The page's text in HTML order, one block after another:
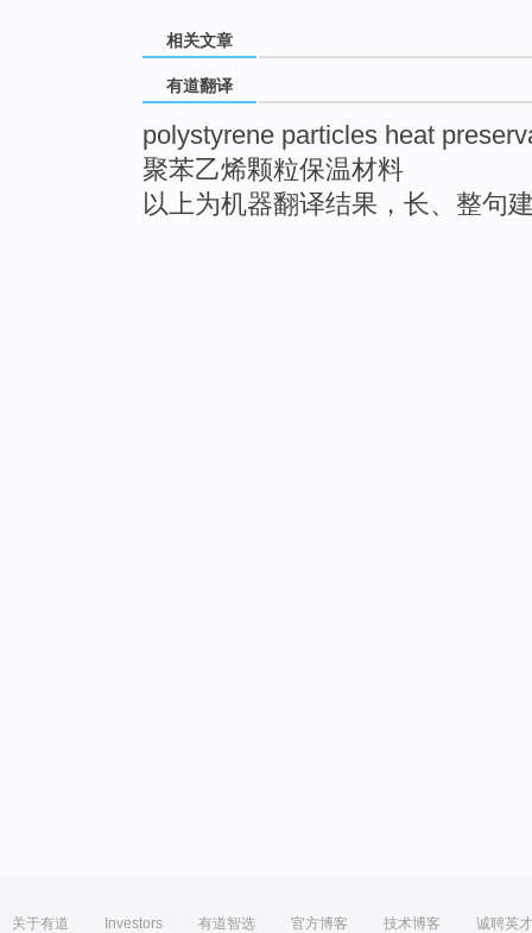
相关文章
有道翻译
polystyrene particles heat
聚苯乙烯颗粒保温材料
以上为机器翻译结果，长、整句
关于有道 Investors 有道智选 官方博客 技术博客 诚聘英才